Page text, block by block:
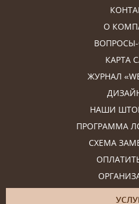
О
КАРТА
ЖУРНАЛ
НАШИ
ПРОГРАММА
СХЕМА